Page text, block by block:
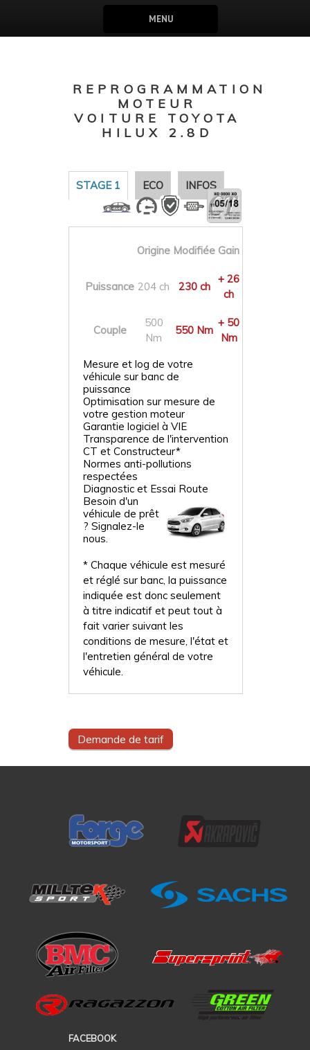
MENU
REPROGRAMMATION
MOTEUR
VOITURE TOYOTA
HILUX 2.8D
STAGE 1 ECO INFOS
Origine Modifiée Gain
Puissance 204 ch 230 ch
+ 26
ch
Couple
500
Nm
550 Nm
+ 50
Nm
Mesure et log de votre
véhicule sur banc de
puissance
Optimisation sur mesure de
votre gestion moteur
Garantie logiciel à VIE
Transparence de l'intervention
CT et Constructeur*
Normes anti-pollutions
respectées
Diagnostic et Essai Route
Besoin d'un
véhicule de prêt
? Signalez-le
nous.
* Chaque véhicule est mesuré
et réglé sur banc, la puissance
indiquée est donc seulement
à titre indicatif et peut tout à
fait varier suivant les
conditions de mesure, l'état et
l'entretien général de votre
véhicule.
Demande de tarif
FACEBOOK